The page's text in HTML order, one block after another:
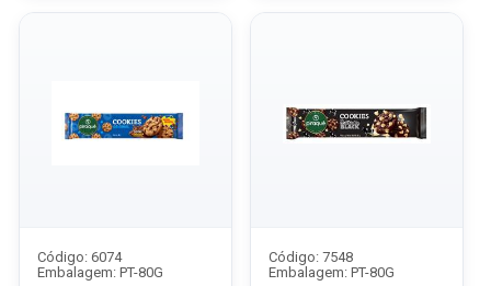
Código: 6074
Embalagem: PT-80G
Código: 7548
Embalagem: PT-80G